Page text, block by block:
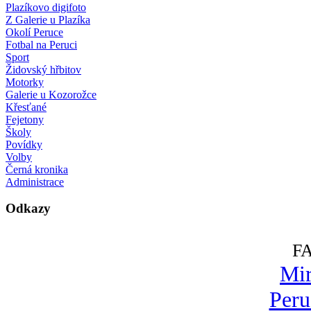
Plazíkovo digifoto
Z Galerie u Plazíka
Okolí Peruce
Fotbal na Peruci
Sport
Židovský hřbitov
Motorky
Galerie u Kozorožce
Křesťané
Fejetony
Školy
Povídky
Volby
Černá kronika
Administrace
Odkazy